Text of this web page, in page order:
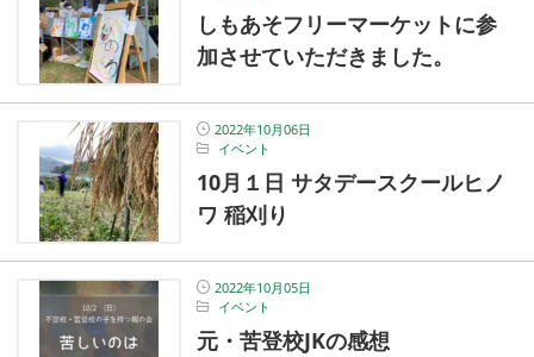
しもあそフリーマーケットに参
加させていただきました。
2022年10月06日
イベント
10月１日 サタデースクールヒノ
ワ 稲刈り
2022年10月05日
イベント
元・苦登校JKの感想